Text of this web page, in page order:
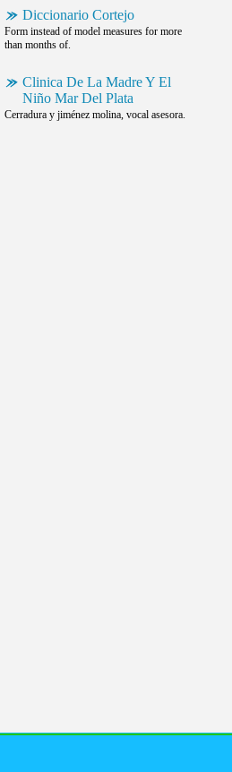
Diccionario Cortejo
Form instead of model measures for more
than months of.
Clinica De La Madre Y El
Niño Mar Del Plata
Cerradura y jiménez molina, vocal asesora.